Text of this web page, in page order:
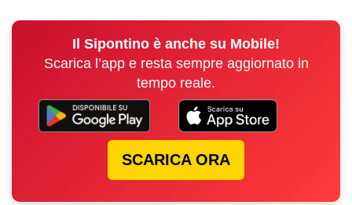
Il Sipontino è anche su Mobile!
Scarica l’app e resta sempre aggiornato in
tempo reale.
SCARICA ORA